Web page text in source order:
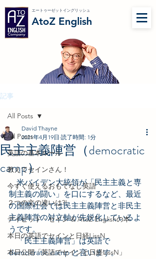
AtoZ English
エートゥーゼットイングリッシュ
記事
All Posts
英語の基本ルール
教えてセインさん！
今すぐ使えるおもてなし英語
２つの文の違いは?!
デイビッド・セイン & AtoZ Englishの本
本日の英語でセインと日経LissN
本日公開「英語でセインと日経LissN」
All Posts
民主主義陣営（democratic
camp）
David Thayne
2021年4月19日 読了時間: 1分
米バイデン大統領が「民主主義と専
制主義の闘い」を口にするなど、最近
の国際社会では民主主義陣営と非民主
主義陣営の対立軸が先鋭化しているよ
うです。
「民主主義陣営」は英語で
democratic camp と言います。